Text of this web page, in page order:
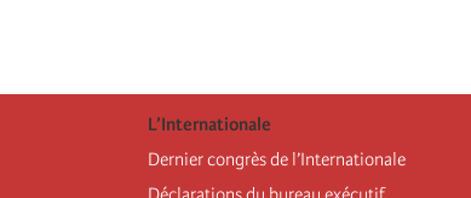
L’Internationale
Dernier congrès de l’Internationale